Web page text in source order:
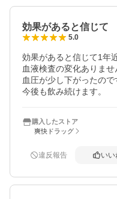
効果があると信じて
5.0
効果があると信じて1年
血液検査の変化ありませ
血圧が少し下がったので
今後も飲み続けます。
購入したストア
爽快ドラッグ
違反報告 いい